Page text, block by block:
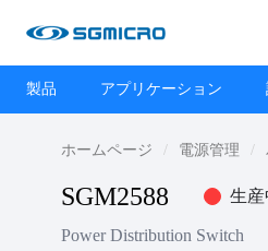
製品 アプリケーション
ホームページ 電源管理
SGM2588 生産
Power Distribution Switch